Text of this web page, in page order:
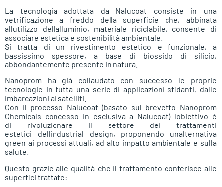
La tecnologia adottata da Nalucoat consiste in una
vetrificazione a freddo della superficie che, abbinata
allutilizzo dellalluminio, materiale riciclabile, consente di
associare estetica e sostenibilità ambientale.
Si tratta di un rivestimento estetico e funzionale, a
bassissimo spessore, a base di biossido di silicio,
abbondantemente presente in natura.
Nanoprom ha già collaudato con successo le proprie
tecnologie in tutta una serie di applicazioni sfidanti, dalle
imbarcazioni ai satelliti.
Con il processo Nalucoat (basato sul brevetto Nanoprom
Chemicals concesso in esclusiva a Nalucoat) lobiettivo è
di rivoluzionare il settore dei trattamenti
estetici dellindustrial design, proponendo unalternativa
green ai processi attuali, ad alto impatto ambientale e sulla
salute.
Questo grazie alle qualità che il trattamento conferisce alle
superfici trattate: